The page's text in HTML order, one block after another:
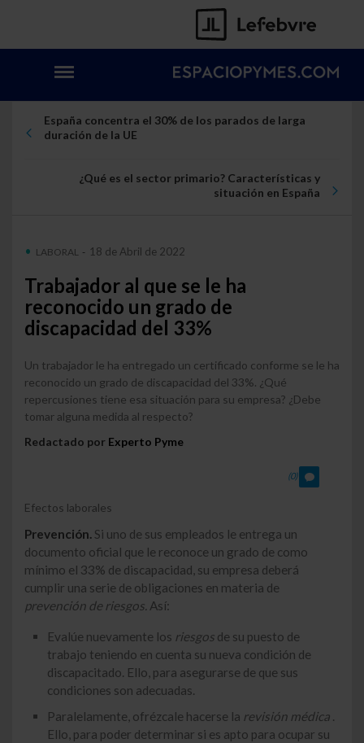
España concentra el 30% de los parados de larga
duración de la UE
¿Qué es el sector primario? Características y
situación en España
LABORAL - 18 de Abril de 2022
Trabajador al que se le ha
reconocido un grado de
discapacidad del 33%
Un trabajador le ha entregado un certificado conforme se le ha
reconocido un grado de discapacidad del 33%. ¿Qué
repercusiones tiene esa situación para su empresa? ¿Debe
tomar alguna medida al respecto?
Redactado por Experto Pyme
(0)
Efectos laborales
Prevención. Si uno de sus empleados le entrega un
documento oficial que le reconoce un grado de como
mínimo el 33% de discapacidad, su empresa deberá
cumplir una serie de obligaciones en materia de
prevención de riesgos. Así:
Evalúe nuevamente los riesgos de su puesto de
trabajo teniendo en cuenta su nueva condición de
discapacitado. Ello, para asegurarse de que sus
condiciones son adecuadas.
Paralelamente, ofrézcale hacerse la revisión médica .
Ello, para poder determinar si es apto para ocupar su